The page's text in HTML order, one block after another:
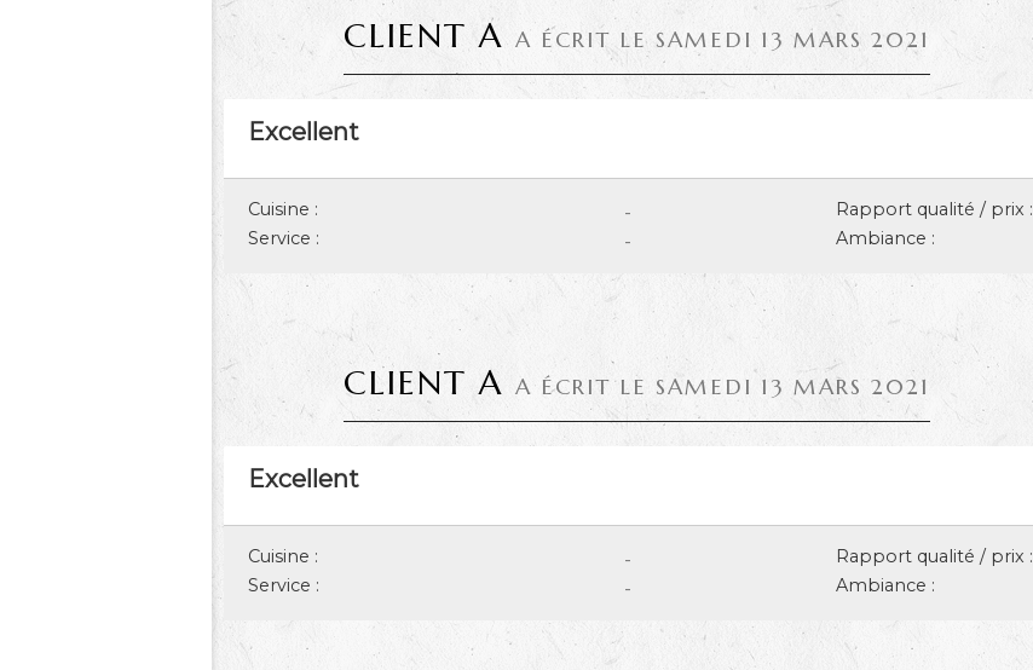
CLIENT A A ÉCRIT LE SAMEDI 13 MARS 2021
Excellent
-
Cuisine : Rapport qualité / prix :
-
Service : Ambiance :
CLIENT A A ÉCRIT LE SAMEDI 13 MARS 2021
Excellent
-
Cuisine : Rapport qualité / prix :
-
Service : Ambiance :